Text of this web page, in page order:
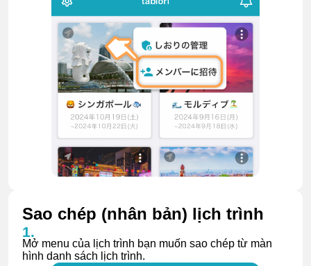
Sao chép (nhân bản) lịch trình
Mở menu của lịch trình bạn muốn sao chép từ màn
hình danh sách lịch trình.